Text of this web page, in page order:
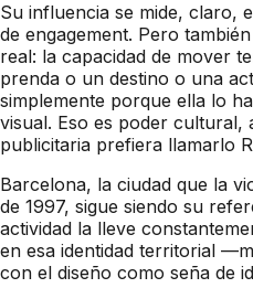
Su influencia se mide, claro,
de engagement. Pero
real: la capacidad de mover
prenda o un destino o una
simplemente porque ella lo
visual. Eso es poder cultural,
publicitaria prefiera llamarlo
Barcelona, la ciudad que la
de 1997, sigue siendo su
actividad la lleve
en esa identidad territorial
con el diseño como seña de